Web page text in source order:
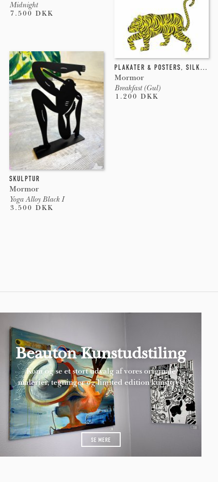
Midnight
7.500 DKK
PLAKATER & POSTERS, SILKETRYK
Mormor
Breakfast (Gul)
1.200 DKK
SKULPTUR
Mormor
Yoga Alloy Black I
3.500 DKK
Beauton Kunstudstiling
Kom og se et stort udvalg af vores originale
malerier, tegninger og limited edition kunsttryk
SE MERE